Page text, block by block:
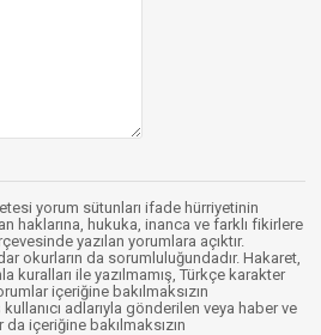
yorum sütunları ifade hürriyetinin
haklarına, hukuka, inanca ve farklı fikirlere
yazılan yorumlara açıktır.
okurların da sorumluluğundadır. Hakaret,
kuralları ile yazılmamış, Türkçe karakter
içeriğine bakılmaksızın
adlarıyla gönderilen veya haber ve
da içeriğine bakılmaksızın